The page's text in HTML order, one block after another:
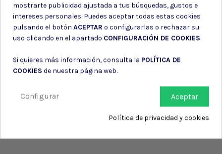
mostrarte publicidad ajustada a tus búsquedas, gustos e
intereses personales. Puedes aceptar todas estas cookies
pulsando el botón ACEPTAR o configurarlas o rechazar su
uso clicando en el apartado CONFIGURACIÓN DE COOKIES.
Si quieres más información, consulta la POLÍTICA DE
COOKIES de nuestra página web.
Aceptar
Configurar
Política de privacidad y cookies